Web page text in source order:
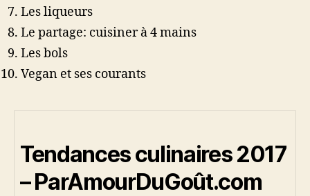
Les liqueurs
Le partage: cuisiner à 4 mains
Les bols
Vegan et ses courants
Tendances culinaires 2017
– ParAmourDuGoût.com